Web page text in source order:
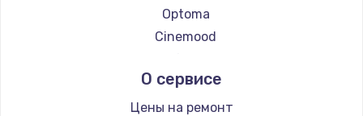
Optoma
Cinemood
Barco
Xgimi
О сервисе
Цены на ремонт